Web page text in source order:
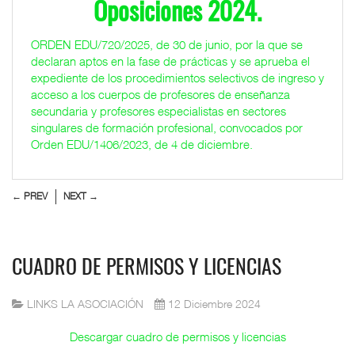
Oposiciones 2024.
ORDEN EDU/720/2025, de 30 de junio, por la que se
declaran aptos en la fase de prácticas y se aprueba el
expediente de los procedimientos selectivos de ingreso y
acceso a los cuerpos de profesores de enseñanza
secundaria y profesores especialistas en sectores
singulares de formación profesional, convocados por
Orden EDU/1406/2023, de 4 de diciembre.
← PREV NEXT →
CUADRO DE PERMISOS Y LICENCIAS
LINKS LA ASOCIACIÓN 12 Diciembre 2024
Descargar cuadro de permisos y licencias